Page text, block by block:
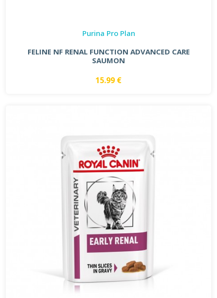
Purina Pro Plan
FELINE NF RENAL FUNCTION ADVANCED CARE
SAUMON
15.99 €